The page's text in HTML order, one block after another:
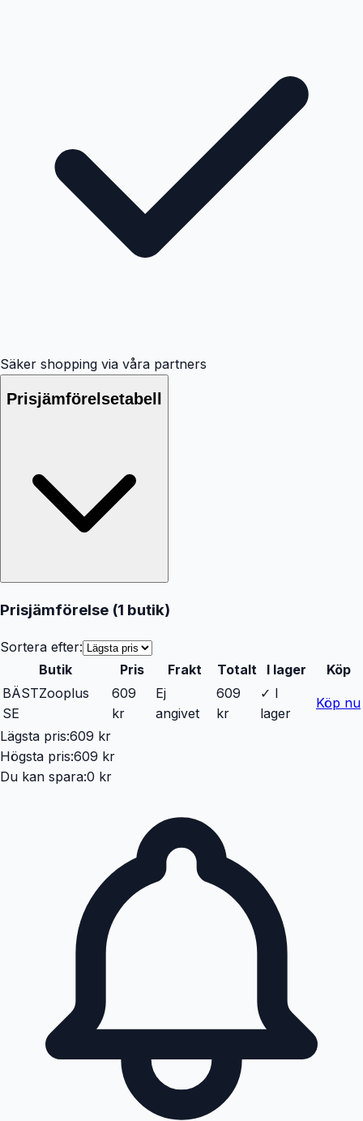
Säker shopping via våra partners
Prisjämförelsetabell
Prisjämförelse (1 butik)
Sortera efter:
Butik
Pris Frakt Totalt I lager
Köp
BÄSTZooplus
SE
609
kr
Ej
angivet
609
kr
✓ I
lager
Köp nu
Lägsta pris:609 kr
Högsta pris:609 kr
Du kan spara:0 kr